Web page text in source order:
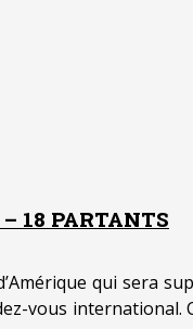
18 PARTANTS
qui sera
vous international.